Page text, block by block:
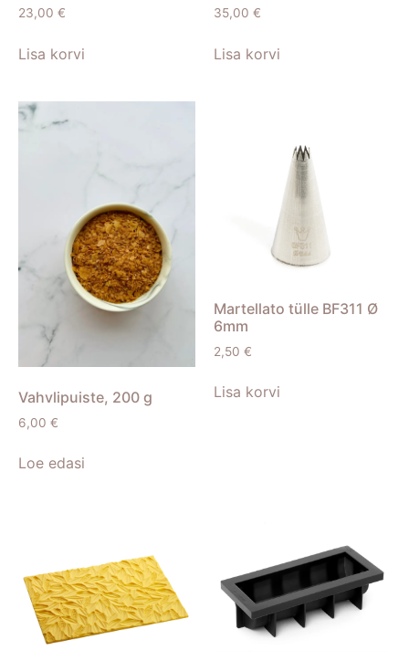
23,00 €
Lisa korvi
35,00 €
Lisa korvi
Vahvlipuiste, 200 g
6,00 €
Loe edasi
Martellato tülle BF311 Ø
6mm
2,50 €
Lisa korvi